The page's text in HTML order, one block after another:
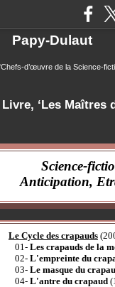
Papy-Dulaut
d’œuvre de la Science-
‘Les Maîtres
Science-
Anticipation,
Le Cycle des crapauds
01- Les crapauds de la
02- L'empreinte du
03- Le masque du
04- L'antre du crapaud